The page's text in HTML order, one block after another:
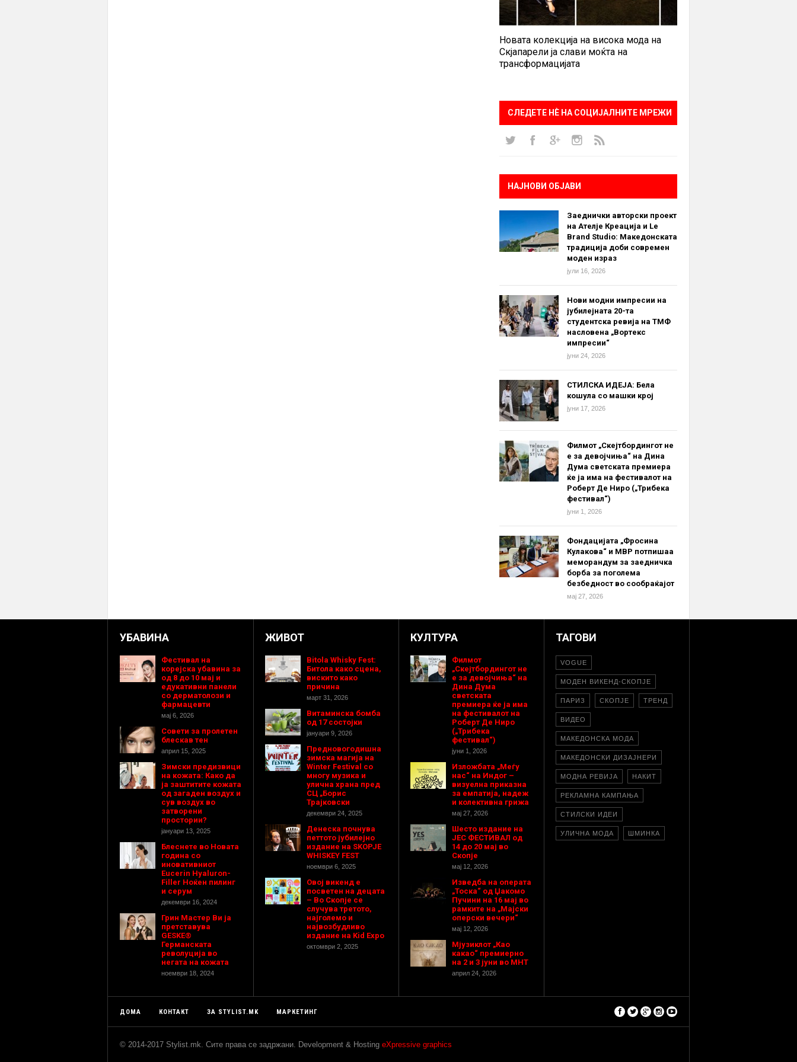
Новата колекција на висока мода на
Скјапарели ја слави моќта на
трансформацијата
СЛЕДЕТЕ НÈ НА СОЦИЈАЛНИТЕ МРЕЖИ
НАЈНОВИ ОБЈАВИ
Заеднички авторски проект
на Ателје Креација и Le
Brand Studio: Македонската
традиција доби современ
моден израз
јули 16, 2026
Нови модни импресии на
јубилејната 20-та
студентска ревија на ТМФ
насловена „Вортекс
импресии“
јуни 24, 2026
СТИЛСКА ИДЕЈА: Бела
кошула со машки крој
јуни 17, 2026
Филмот „Скејтбордингот не
е за девојчиња“ на Дина
Дума светската премиера
ќе ја има на фестивалот на
Роберт Де Ниро („Трибека
фестивал“)
јуни 1, 2026
Фондацијата „Фросина
Кулакова“ и МВР потпишаа
меморандум за заедничка
борба за поголема
безбедност во сообраќајот
мај 27, 2026
УБАВИНА
Фестивал на
корејска убавина за
од 8 до 10 мај и
едукативни панели
со дерматолози и
фармацевти
мај 6, 2026
Совети за пролетен
блескав тен
април 15, 2025
Зимски предизвици
на кожата: Како да
ја заштитите кожата
од загаден воздух и
сув воздух во
затворени
простории?
јануари 13, 2025
Блеснете во Новата
година со
иновативниот
Eucerin Hyaluron-
Filler Ноќен пилинг
и серум
декември 16, 2024
Грин Мастер Ви ја
претставува
GESKE®
Германската
револуција во
негата на кожата
ноември 18, 2024
ЖИВОТ
Bitola Whisky Fest:
Битола како сцена,
вискито како
причина
март 31, 2026
Витаминска бомба
од 17 состојки
јануари 9, 2026
Предновогодишнa
зимска магија на
Winter Festival со
многу музика и
улична храна пред
СЦ „Борис
Трајковски
декември 24, 2025
Денеска почнува
петтото јубилејно
издание на SKOPJE
WHISKEY FEST
ноември 6, 2025
Овој викенд е
посветен на децата
– Во Скопје се
случува третото,
најголемо и
највозбудливо
издание на Kid Expo
октомври 2, 2025
КУЛТУРА
Филмот
„Скејтбордингот не
е за девојчиња“ на
Дина Дума
светската
премиера ќе ја има
на фестивалот на
Роберт Де Ниро
(„Трибека
фестивал“)
јуни 1, 2026
Изложбата „Меѓу
нас“ на Индог –
визуелна приказна
за емпатија, надеж
и колективна грижа
мај 27, 2026
Шесто издание на
ЈЕС ФЕСТИВАЛ од
14 до 20 мај во
Скопје
мај 12, 2026
Изведба на операта
„Тоска“ од Џакомо
Пучини на 16 мај во
рамките на „Мајски
оперски вечери“
мај 12, 2026
Мјузиклот „Као
какао“ премиерно
на 2 и 3 јуни во МНТ
април 24, 2026
ТАГОВИ
VOGUE
МОДЕН ВИКЕНД-СКОПЈЕ
ПАРИЗ СКОПЈЕ ТРЕНД
ВИДЕО
МАКЕДОНСКА МОДА
МАКЕДОНСКИ ДИЗАЈНЕРИ
МОДНА РЕВИЈА НАКИТ
РЕКЛАМНА КАМПАЊА
СТИЛСКИ ИДЕИ
УЛИЧНА МОДА ШМИНКА
ДОМА КОНТАКТ ЗА STYLIST.MK МАРКЕТИНГ
© 2014-2017 Stylist.mk. Сите права се задржани. Development & Hosting eXpressive graphics